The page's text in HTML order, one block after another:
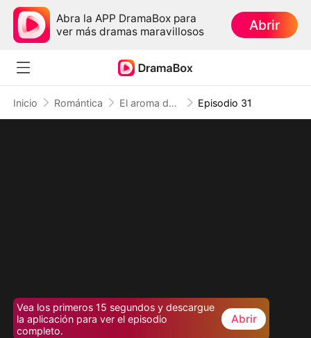
Abra la APP DramaBox para
ver más dramas maravillosos
Abrir
Inicio Romántica El aroma del amor perdido del CEO Episodio 31
Vea los primeros 15 segundos y descargue
la aplicación para ver el episodio
completo.
Abrir